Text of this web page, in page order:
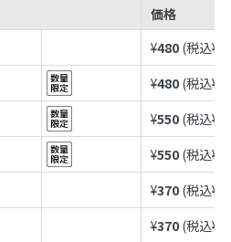
価格
¥480 (税込¥
¥480 (税込¥
¥550 (税込¥
¥550 (税込¥
¥370 (税込¥
¥370 (税込¥